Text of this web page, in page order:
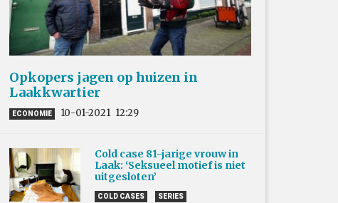
Opkopers jagen op huizen in
Laakkwartier
ECONOMIE 10-01-2021 12:29
Cold case 81-jarige vrouw in
Laak: ‘Seksueel motief is niet
uitgesloten’
COLD CASES SERIES